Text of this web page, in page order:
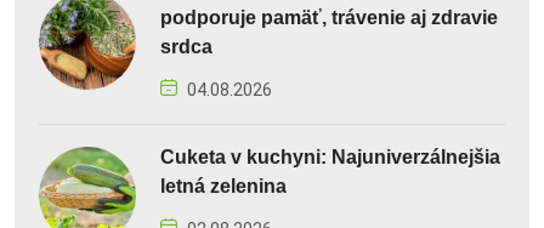
podporuje pamäť, trávenie aj zdravie
srdca
04.08.2026
Cuketa v kuchyni: Najuniverzálnejšia
letná zelenina